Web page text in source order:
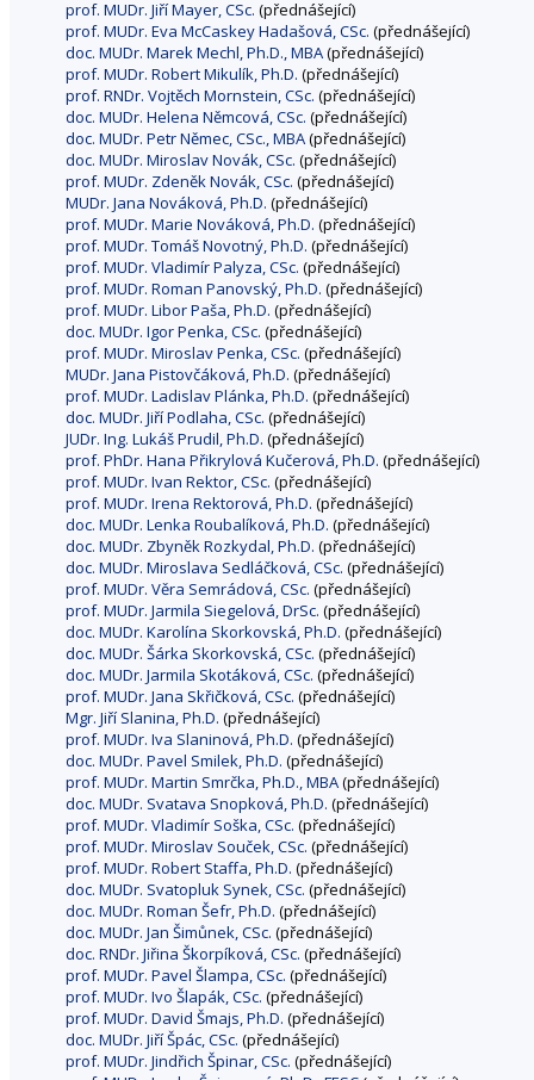
prof. MUDr. Jiří Mayer, CSc. (přednášející)
prof. MUDr. Eva McCaskey Hadašová, CSc. (přednášející)
doc. MUDr. Marek Mechl, Ph.D., MBA(přednášející)
prof. MUDr. Robert Mikulík, Ph.D. (přednášející)
prof. RNDr. Vojtěch Mornstein, CSc. (přednášející)
doc. MUDr. Helena Němcová, CSc. (přednášející)
doc. MUDr. Petr Němec, CSc., MBA(přednášející)
doc. MUDr. Miroslav Novák, CSc. (přednášející)
prof. MUDr. Zdeněk Novák, CSc. (přednášející)
MUDr. Jana Nováková, Ph.D. (přednášející)
prof. MUDr. Marie Nováková, Ph.D. (přednášející)
prof. MUDr. Tomáš Novotný, Ph.D. (přednášející)
prof. MUDr. Vladimír Palyza, CSc. (přednášející)
prof. MUDr. Roman Panovský, Ph.D. (přednášející)
prof. MUDr. Libor Paša, Ph.D. (přednášející)
doc. MUDr. Igor Penka, CSc. (přednášející)
prof. MUDr. Miroslav Penka, CSc. (přednášející)
MUDr. Jana Pistovčáková, Ph.D. (přednášející)
prof. MUDr. Ladislav Plánka, Ph.D. (přednášející)
doc. MUDr. Jiří Podlaha, CSc. (přednášející)
JUDr. Ing. Lukáš Prudil, Ph.D. (přednášející)
prof. PhDr. Hana Přikrylová Kučerová, Ph.D. (přednášející)
prof. MUDr. Ivan Rektor, CSc. (přednášející)
prof. MUDr. Irena Rektorová, Ph.D. (přednášející)
doc. MUDr. Lenka Roubalíková, Ph.D. (přednášející)
doc. MUDr. Zbyněk Rozkydal, Ph.D. (přednášející)
doc. MUDr. Miroslava Sedláčková, CSc. (přednášející)
prof. MUDr. Věra Semrádová, CSc. (přednášející)
prof. MUDr. Jarmila Siegelová, DrSc. (přednášející)
doc. MUDr. Karolína Skorkovská, Ph.D. (přednášející)
doc. MUDr. Šárka Skorkovská, CSc. (přednášející)
doc. MUDr. Jarmila Skotáková, CSc. (přednášející)
prof. MUDr. Jana Skřičková, CSc. (přednášející)
Mgr. Jiří Slanina, Ph.D. (přednášející)
prof. MUDr. Iva Slaninová, Ph.D. (přednášející)
doc. MUDr. Pavel Smilek, Ph.D. (přednášející)
prof. MUDr. Martin Smrčka, Ph.D., MBA(přednášející)
doc. MUDr. Svatava Snopková, Ph.D. (přednášející)
prof. MUDr. Vladimír Soška, CSc. (přednášející)
prof. MUDr. Miroslav Souček, CSc. (přednášející)
prof. MUDr. Robert Staffa, Ph.D. (přednášející)
doc. MUDr. Svatopluk Synek, CSc. (přednášející)
doc. MUDr. Roman Šefr, Ph.D. (přednášející)
doc. MUDr. Jan Šimůnek, CSc. (přednášející)
doc. RNDr. Jiřina Škorpíková, CSc. (přednášející)
prof. MUDr. Pavel Šlampa, CSc. (přednášející)
prof. MUDr. Ivo Šlapák, CSc. (přednášející)
prof. MUDr. David Šmajs, Ph.D. (přednášející)
doc. MUDr. Jiří Špác, CSc. (přednášející)
prof. MUDr. Jindřich Špinar, CSc. (přednášející)